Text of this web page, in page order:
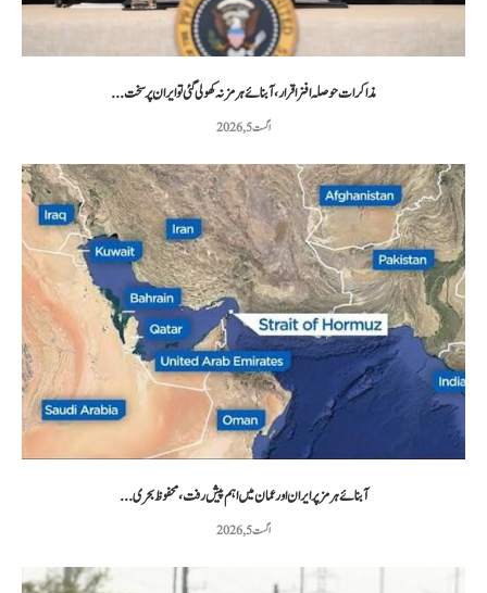
مذاکرات حوصلہ افزا قرار،آبنائے ہرمز نہ کھولی گئی تو ایران پر سخت...
اگست 5, 2026
آبنائے ہرمز پر ایران اور عمان میں اہم پیش رفت، محفوظ بحری...
اگست 5, 2026